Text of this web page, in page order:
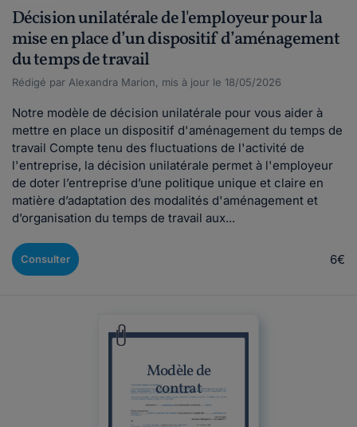
Décision unilatérale de l'employeur pour la
mise en place d’un dispositif d’aménagement
du temps de travail
Rédigé par Alexandra Marion, mis à jour le 18/05/2026
Notre modèle de décision unilatérale pour vous aider à
mettre en place un dispositif d'aménagement du temps de
travail Compte tenu des fluctuations de l'activité de
l'entreprise, la décision unilatérale permet à l'employeur
de doter l’entreprise d’une politique unique et claire en
matière d’adaptation des modalités d'aménagement et
d’organisation du temps de travail aux...
Consulter 6€
Modèle de
contrat